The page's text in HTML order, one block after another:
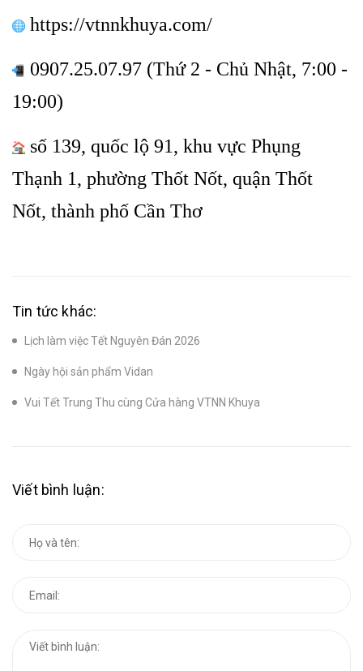
https://vtnnkhuya.com/
0907.25.07.97 (Thứ 2 - Chủ Nhật, 7:00 -
19:00)
số 139, quốc lộ 91, khu vực Phụng
Thạnh 1, phường Thốt Nốt, quận Thốt
Nốt, thành phố Cần Thơ
Tin tức khác:
Lịch làm việc Tết Nguyên Đán 2026
Ngày hội sản phẩm Vidan
Vui Tết Trung Thu cùng Cửa hàng VTNN Khuya
Viết bình luận: